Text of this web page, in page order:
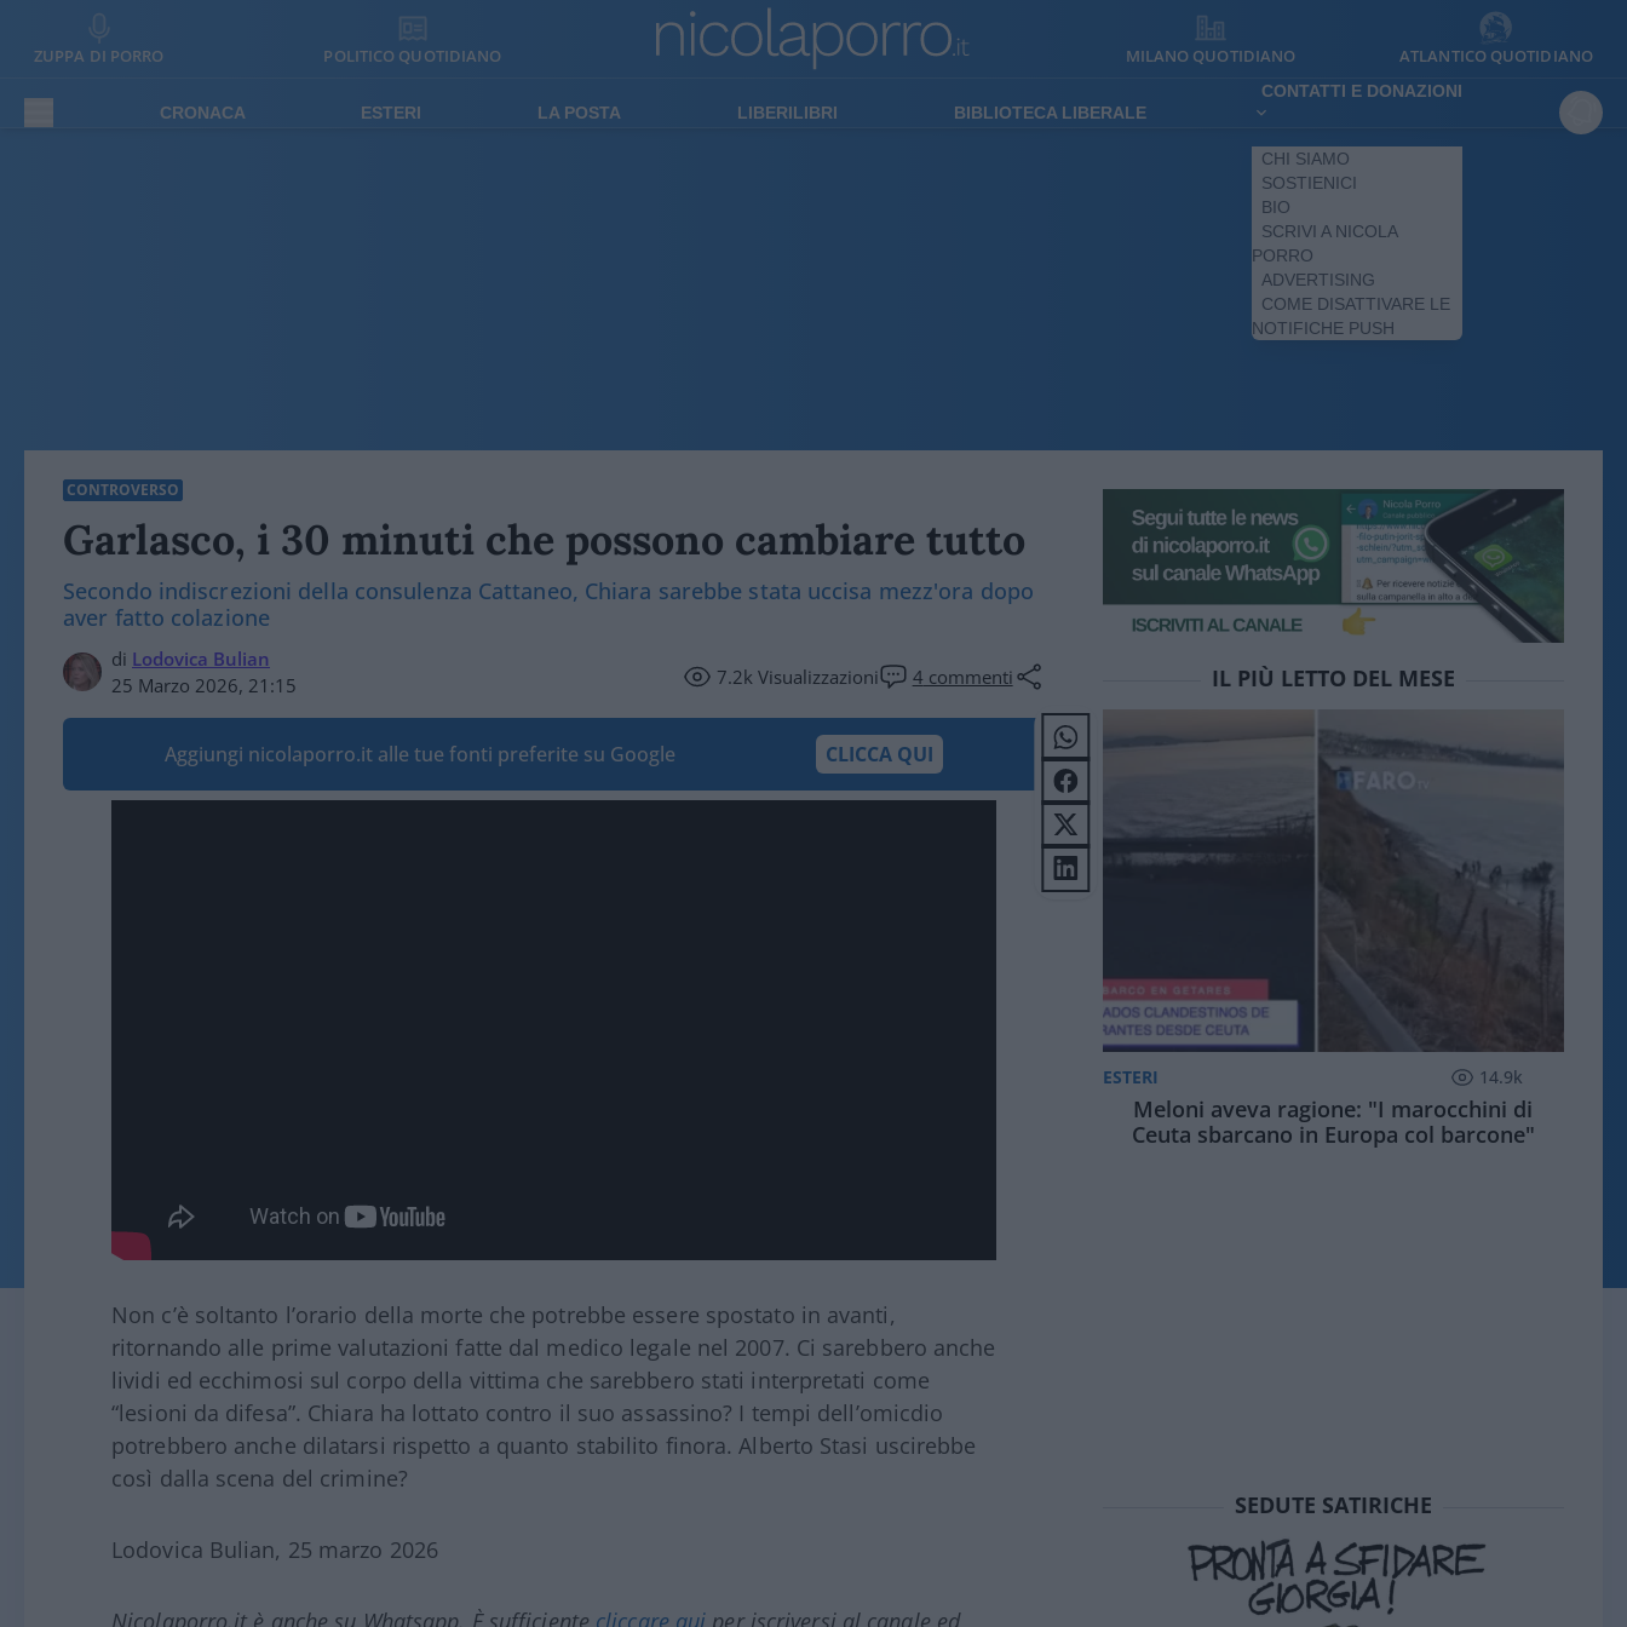
ZUPPA DI PORRO POLITICO QUOTIDIANO MILANO QUOTIDIANO ATLANTICO QUOTIDIANO
CRONACA ESTERI LA POSTA LIBERILIBRI BIBLIOTECA LIBERALE
CONTATTI E DONAZIONI
CHI SIAMO
SOSTIENICI
BIO
SCRIVI A NICOLA
PORRO
ADVERTISING
COME DISATTIVARE LE
NOTIFICHE PUSH
CONTROVERSO
Garlasco, i 30 minuti che possono cambiare tutto
Secondo indiscrezioni della consulenza Cattaneo, Chiara sarebbe stata uccisa mezz'ora dopo
aver fatto colazione
di Lodovica Bulian
25 Marzo 2026, 21:15
7.2kVisualizzazioni 4 commenti
Aggiungi nicolaporro.it alle tue fonti preferite su Google CLICCA QUI
Non c’è soltanto l’orario della morte che potrebbe essere spostato in avanti,
ritornando alle prime valutazioni fatte dal medico legale nel 2007. Ci sarebbero anche
lividi ed ecchimosi sul corpo della vittima che sarebbero stati interpretati come
“lesioni da difesa”. Chiara ha lottato contro il suo assassino? I tempi dell’omicdio
potrebbero anche dilatarsi rispetto a quanto stabilito finora. Alberto Stasi uscirebbe
così dalla scena del crimine?
Lodovica Bulian, 25 marzo 2026
Nicolaporro.it è anche su Whatsapp. È sufficiente cliccare qui per iscriversi al canale ed
IL PIÙ LETTO DEL MESE
ESTERI 14.9k
Meloni aveva ragione: "I marocchini di
Ceuta sbarcano in Europa col barcone"
SEDUTE SATIRICHE